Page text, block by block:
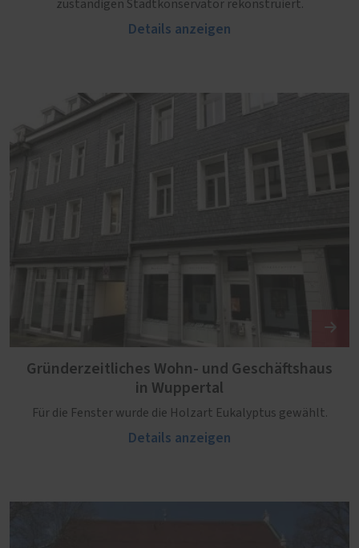
zuständigen Stadtkonservator rekonstruiert.
Details anzeigen
Gründerzeitliches Wohn- und Geschäftshaus
in Wuppertal
Für die Fenster wurde die Holzart Eukalyptus gewählt.
Details anzeigen